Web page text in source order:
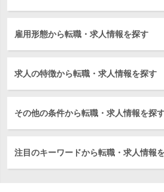
雇用形態から転職・求人情報を探す
求人の特徴から転職・求人情報を探す
その他の条件から転職・求人情報を探
注目のキーワードから転職・求人情報